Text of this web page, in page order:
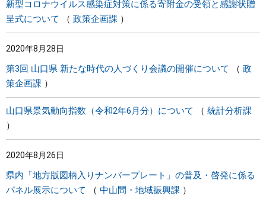
新型コロナウイルス感染症対策に係る寄附金の受領と感謝状贈
呈式について
政策企画課
2020年8月28日
第3回 山口県 新たな時代の人づくり会議の開催について
政
策企画課
山口県景気動向指数（令和2年6月分）について 統計分析課
2020年8月26日
県内「地方版図柄入りナンバープレート」の普及・啓発に係る
パネル展示について
中山間・地域振興課